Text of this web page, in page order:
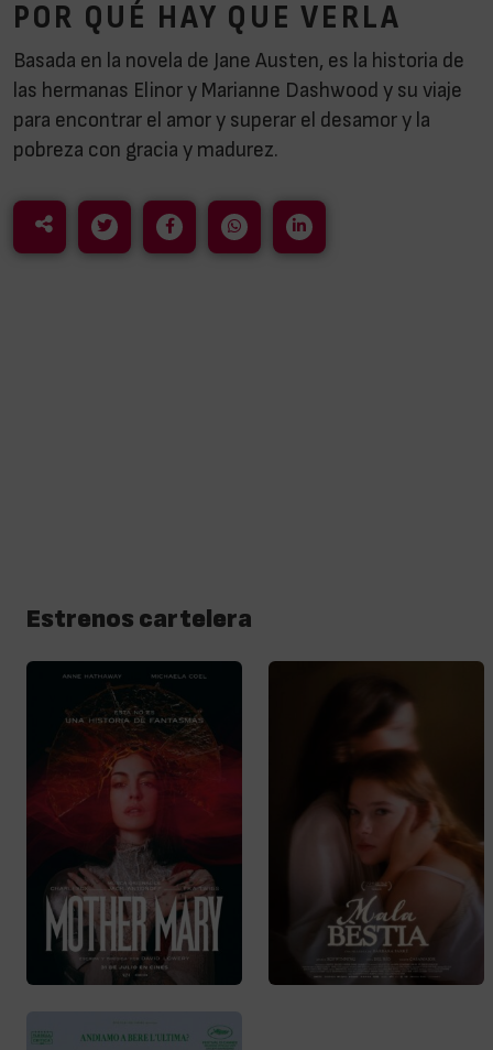
POR QUÉ HAY QUE VERLA
Basada en la novela de Jane Austen, es la historia de
las hermanas Elinor y Marianne Dashwood y su viaje
para encontrar el amor y superar el desamor y la
pobreza con gracia y madurez.
Estrenos cartelera